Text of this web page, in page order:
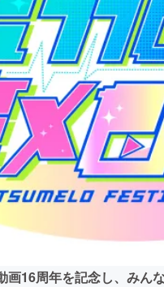
書籍
チャ
性化
画16周年を記念し、みん